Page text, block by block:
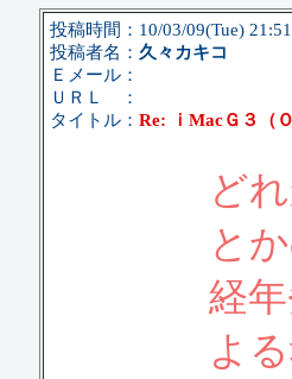
投稿時間：10/03/09(Tue) 21:51
投稿者名： 久々カキコ
Ｅメール：
ＵＲＬ ：
タイトル： Re: ｉMacＧ３（
ど
と
経
よ